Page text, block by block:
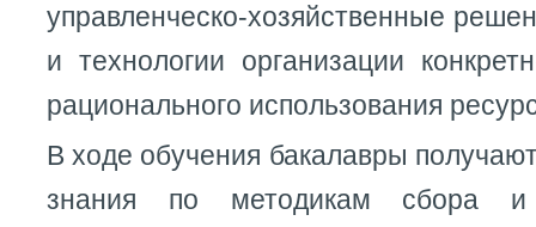
управленческо-хозяйственные
и технологии организации
рационального использования
В ходе обучения бакалавры
знания по методикам сбора